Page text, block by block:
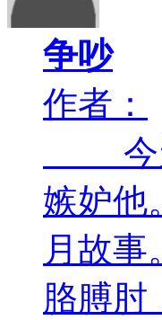
争吵
作者：
今天
嫉妒他
月故
胳膊肘